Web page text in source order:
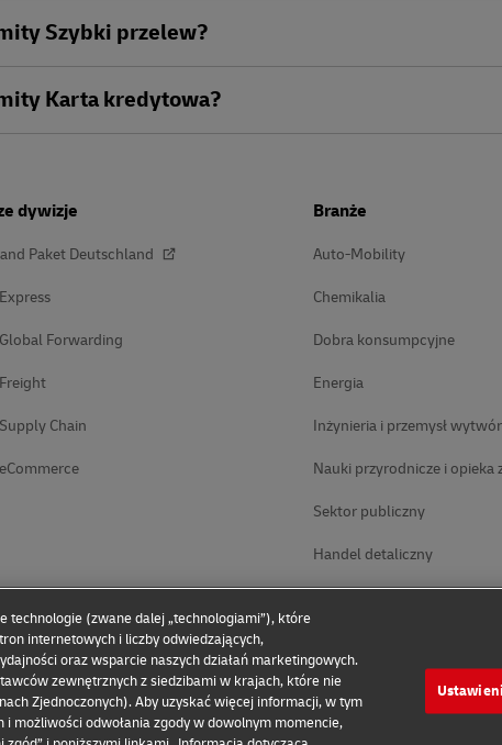
Szybki przelew?
Karta kredytowa?
dywizje
Paket Deutschland
Forwarding
Chain
Branże
Auto-Mobility
Chemikalia
Dobra konsumpcyjne
Energia
Inżynieria i przemysł
Nauki przyrodnicze i opieka
Sektor publiczny
Handel detaliczny
(zwane dalej „technologiami”), które
internetowych i liczby odwiedzających,
oraz wsparcie naszych działań marketingowych.
zewnętrznych z siedzibami w krajach, które nie
Zjednoczonych). Aby uzyskać więcej informacji, w tym
możliwości odwołania zgody w dowolnym momencie,